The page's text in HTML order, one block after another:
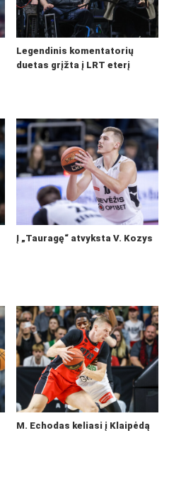
Legendinis komentatorių
duetas grįžta į LRT eterį
Į „Tauragę“ atvyksta V. Kozys
M. Echodas keliasi į Klaipėdą